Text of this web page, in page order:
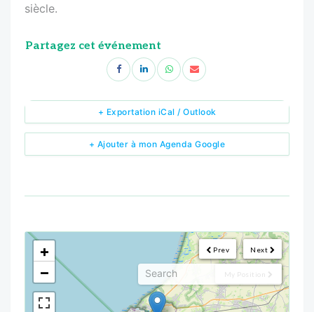
siècle.
Partagez cet événement
+ Ajouter à mon Agenda Google
+ Exportation iCal / Outlook
Next
Prev
My Position
<!---->
+
−